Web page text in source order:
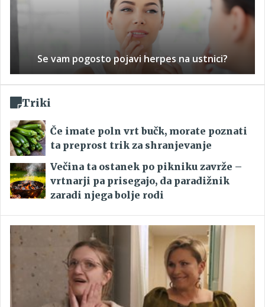
Se vam pogosto pojavi herpes na ustnici?
Triki
Če imate poln vrt bučk, morate poznati
ta preprost trik za shranjevanje
Večina ta ostanek po pikniku zavrže –
vrtnarji pa prisegajo, da paradižnik
zaradi njega bolje rodi